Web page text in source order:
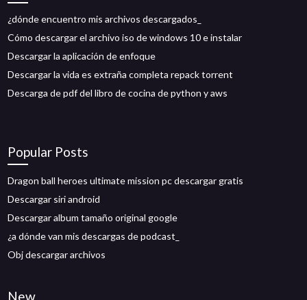
¿dónde encuentro mis archivos descargados_
Cómo descargar el archivo iso de windows 10 e instalar
Descargar la aplicación de enfoque
Descargar la vida es extraña completa repack torrent
Descarga de pdf del libro de cocina de python y aws
Popular Posts
Dragon ball heroes ultimate mission pc descargar gratis
Descargar siri android
Descargar album tamaño original google
¿a dónde van mis descargas de podcast_
Obj descargar archivos
New